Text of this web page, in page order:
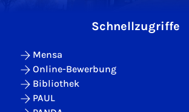
Schnellzugriffe
Mensa
Online-Bewerbung
Bibliothek
PAUL